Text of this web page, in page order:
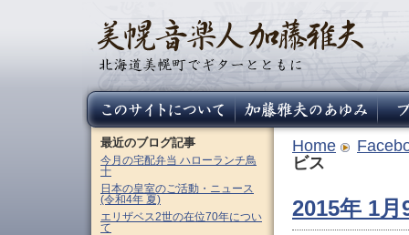
Home
ビス
2015年 1
最近のブログ記事
今月の宅配弁当 ハローランチ鳥
十
日本の皇室のご活動・ニュース
(令和4年 夏)
エリザベス2世の在位70年につい
て